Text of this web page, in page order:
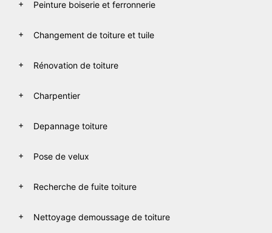
Peinture boiserie et ferronnerie
Changement de toiture et tuile
Rénovation de toiture
Charpentier
Depannage toiture
Pose de velux
Recherche de fuite toiture
Nettoyage demoussage de toiture